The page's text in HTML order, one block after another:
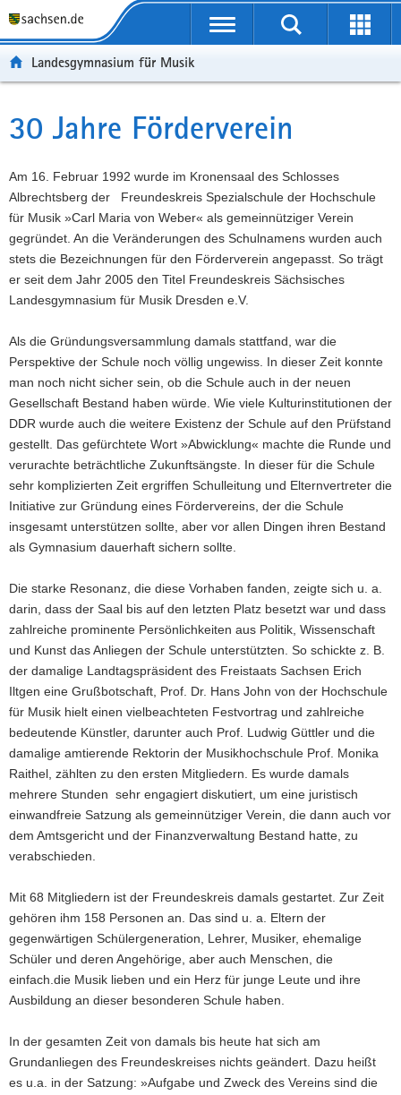
t
ü
e
r
g
r
e
i
f
n
d
e
N
a
v
i
g
a
t
i
n
t
n
v
i
g
a
t
i
o
p
n
a
l
t
t
e
n
f
o
r
m
a
t
o
n
t
-
e
r
e
i
c
h
Landesgymnasium für Musik
Hauptinhalt
30 Jahre Förderverein
Am 16. Februar 1992 wurde im Kronensaal des Schlosses
Albrechtsberg der Freundeskreis Spezialschule der Hochschule
für Musik »Carl Maria von Weber« als gemeinnütziger Verein
gegründet. An die Veränderungen des Schulnamens wurden auch
stets die Bezeichnungen für den Förderverein angepasst. So trägt
er seit dem Jahr 2005 den Titel Freundeskreis Sächsisches
Landesgymnasium für Musik Dresden e.V.
Als die Gründungsversammlung damals stattfand, war die
Perspektive der Schule noch völlig ungewiss. In dieser Zeit konnte
man noch nicht sicher sein, ob die Schule auch in der neuen
Gesellschaft Bestand haben würde. Wie viele Kulturinstitutionen der
DDR wurde auch die weitere Existenz der Schule auf den Prüfstand
gestellt. Das gefürchtete Wort »Abwicklung« machte die Runde und
verurachte beträchtliche Zukunftsängste. In dieser für die Schule
sehr komplizierten Zeit ergriffen Schulleitung und Elternvertreter die
Initiative zur Gründung eines Fördervereins, der die Schule
insgesamt unterstützen sollte, aber vor allen Dingen ihren Bestand
als Gymnasium dauerhaft sichern sollte.
Die starke Resonanz, die diese Vorhaben fanden, zeigte sich u. a.
darin, dass der Saal bis auf den letzten Platz besetzt war und dass
zahlreiche prominente Persönlichkeiten aus Politik, Wissenschaft
und Kunst das Anliegen der Schule unterstützten. So schickte z. B.
der damalige Landtagspräsident des Freistaats Sachsen Erich
Iltgen eine Grußbotschaft, Prof. Dr. Hans John von der Hochschule
für Musik hielt einen vielbeachteten Festvortrag und zahlreiche
bedeutende Künstler, darunter auch Prof. Ludwig Güttler und die
damalige amtierende Rektorin der Musikhochschule Prof. Monika
Raithel, zählten zu den ersten Mitgliedern. Es wurde damals
mehrere Stunden sehr engagiert diskutiert, um eine juristisch
einwandfreie Satzung als gemeinnütziger Verein, die dann auch vor
dem Amtsgericht und der Finanzverwaltung Bestand hatte, zu
verabschieden.
Mit 68 Mitgliedern ist der Freundeskreis damals gestartet. Zur Zeit
gehören ihm 158 Personen an. Das sind u. a. Eltern der
gegenwärtigen Schülergeneration, Lehrer, Musiker, ehemalige
Schüler und deren Angehörige, aber auch Menschen, die
einfach.die Musik lieben und ein Herz für junge Leute und ihre
Ausbildung an dieser besonderen Schule haben.
In der gesamten Zeit von damals bis heute hat sich am
Grundanliegen des Freundeskreises nichts geändert. Dazu heißt
es u.a. in der Satzung: »Aufgabe und Zweck des Vereins sind die